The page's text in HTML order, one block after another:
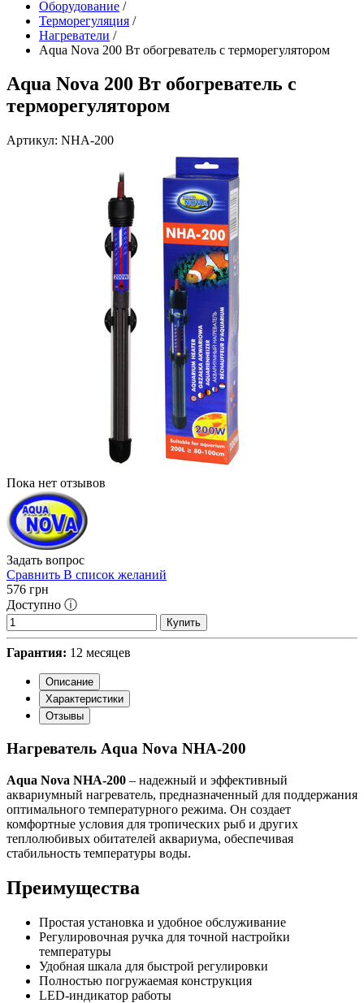
Оборудование /
Терморегуляция /
Нагреватели /
Aqua Nova 200 Вт обогреватель с терморегулятором
Aqua Nova 200 Вт обогреватель с
терморегулятором
Артикул: NHA-200
Пока нет отзывов
Задать вопрос
Сравнить В список желаний
576 грн
Доступно ⓘ
Купить
Гарантия: 12 месяцев
Описание
Характеристики
Отзывы
Нагреватель Aqua Nova NHA-200
Aqua Nova NHA-200 – надежный и эффективный
аквариумный нагреватель, предназначенный для поддержания
оптимального температурного режима. Он создает
комфортные условия для тропических рыб и других
теплолюбивых обитателей аквариума, обеспечивая
стабильность температуры воды.
Преимущества
Простая установка и удобное обслуживание
Регулировочная ручка для точной настройки
температуры
Удобная шкала для быстрой регулировки
Полностью погружаемая конструкция
LED-индикатор работы